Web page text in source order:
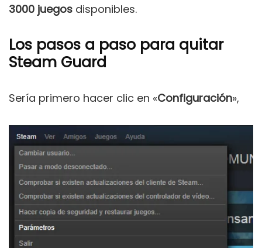
3000 juegos disponibles.
Los pasos a paso para quitar
Steam Guard
Sería primero hacer clic en «Configuración»,